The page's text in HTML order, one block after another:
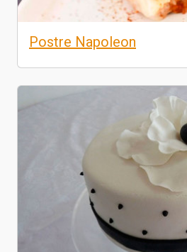
Postre Napoleon